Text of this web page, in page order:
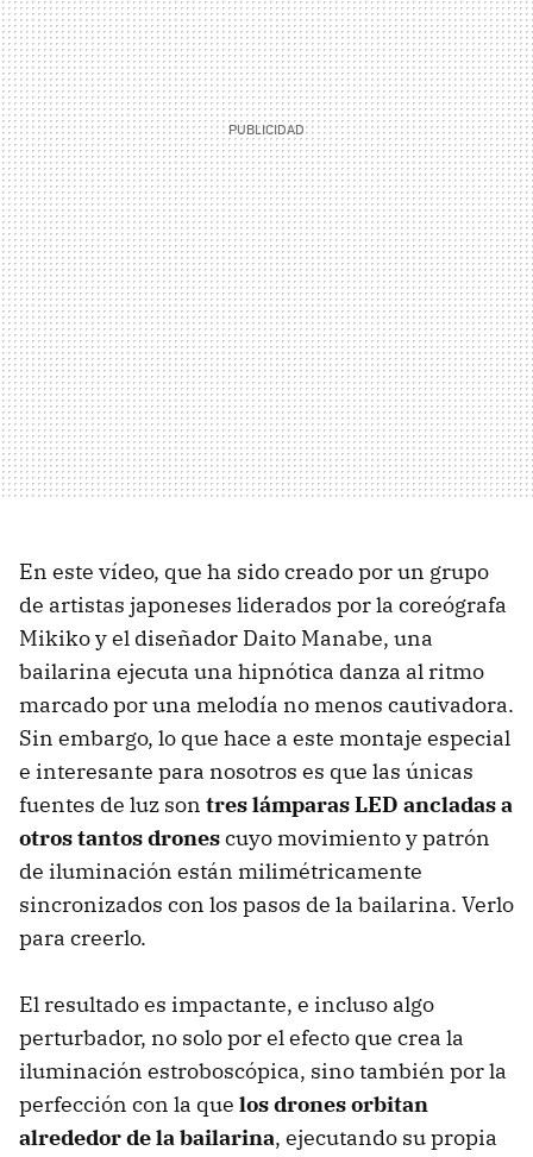
En este vídeo, que ha sido creado por un grupo
de artistas japoneses liderados por la coreógrafa
Mikiko y el diseñador Daito Manabe, una
bailarina ejecuta una hipnótica danza al ritmo
marcado por una melodía no menos cautivadora.
Sin embargo, lo que hace a este montaje especial
e interesante para nosotros es que las únicas
fuentes de luz son tres lámparas LED ancladas a
otros tantos dronescuyo movimiento y patrón
de iluminación están milimétricamente
sincronizados con los pasos de la bailarina. Verlo
para creerlo.
El resultado es impactante, e incluso algo
perturbador, no solo por el efecto que crea la
iluminación estroboscópica, sino también por la
perfección con la que los drones orbitan
alrededor de la bailarina, ejecutando su propia